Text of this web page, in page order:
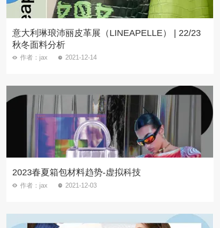
意大利琳琅沛丽皮革展（LINEAPELLE） | 22/23
秋冬面料分析
作者：jax 2021-12-14
2023春夏箱包材料趋势-虚拟科技
作者：jax 2021-12-03